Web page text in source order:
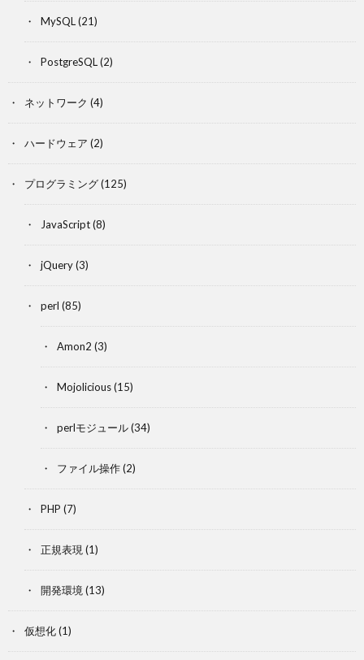
MySQL(21)
PostgreSQL(2)
ネットワーク (4)
ハードウェア (2)
プログラミング(125)
JavaScript(8)
jQuery(3)
perl (85)
Amon2 (3)
Mojolicious(15)
perlモジュール(34)
ファイル操作(2)
PHP (7)
正規表現(1)
開発環境(13)
仮想化(1)